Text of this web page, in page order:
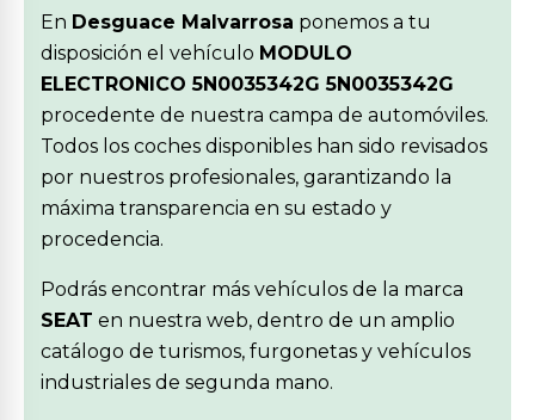
En Desguace Malvarrosa ponemos a tu
disposición el vehículo MODULO
ELECTRONICO 5N0035342G 5N0035342G
procedente de nuestra campa de automóviles.
Todos los coches disponibles han sido revisados
por nuestros profesionales, garantizando la
máxima transparencia en su estado y
procedencia.
Podrás encontrar más vehículos de la marca
SEAT en nuestra web, dentro de un amplio
catálogo de turismos, furgonetas y vehículos
industriales de segunda mano.